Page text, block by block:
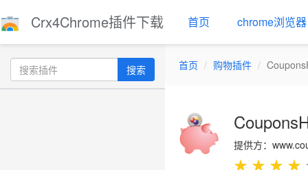
Crx4Chrome插件下载 首页 chrome浏览器
搜索 首页 购物插件
提供方：
★ ★ ★ ★